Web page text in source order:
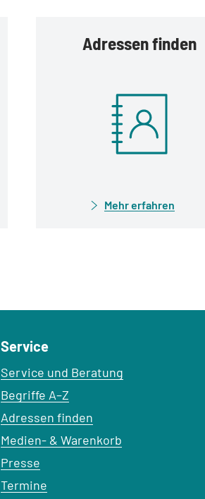
Adressen finden
Mehr erfahren
Service
Service und Beratung
Begriffe A–Z
Adressen finden
Medien- & Warenkorb
Presse
Termine